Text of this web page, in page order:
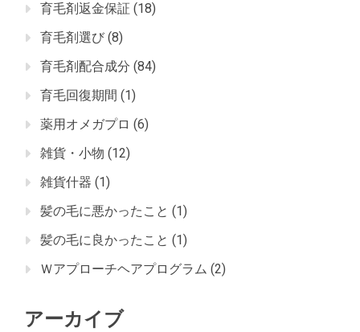
育毛剤返金保証 (18)
育毛剤選び (8)
育毛剤配合成分 (84)
育毛回復期間 (1)
薬用オメガプロ (6)
雑貨・小物 (12)
雑貨什器 (1)
髪の毛に悪かったこと (1)
髪の毛に良かったこと (1)
Ｗアプローチヘアプログラム (2)
アーカイブ